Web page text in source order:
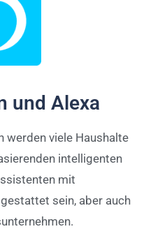
und Alexa
werden viele Haushalte
intelligenten
mit
sein, aber auch